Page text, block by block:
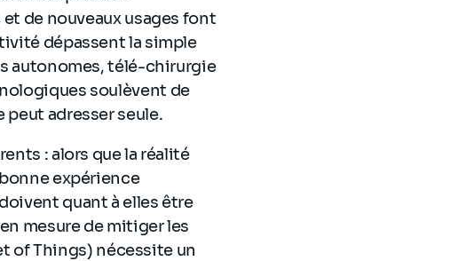
de nouveaux usages font
dépassent la simple
autonomes, télé-chirurgie
soulèvent de
peut adresser seule.
: alors que la réalité
expérience
quant à elles être
mesure de mitiger les
of Things) nécessite un